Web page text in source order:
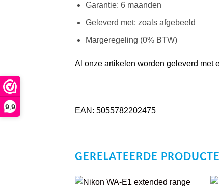
9,9
Garantie: 6 maanden
Geleverd met: zoals afgebeeld
Margeregeling (0% BTW)
Al onze artikelen worden geleverd met
EAN: 5055782202475
GERELATEERDE